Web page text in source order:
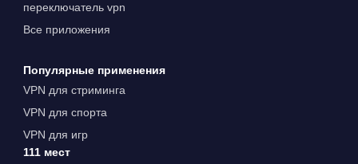
переключатель vpn
Все приложения
Популярные применения
VPN для стриминга
VPN для спорта
VPN для игр
111 мест